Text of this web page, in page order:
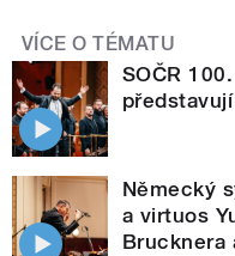
VÍCE O TÉMATU
SOČR
Německý
a virtuos
Brucknera